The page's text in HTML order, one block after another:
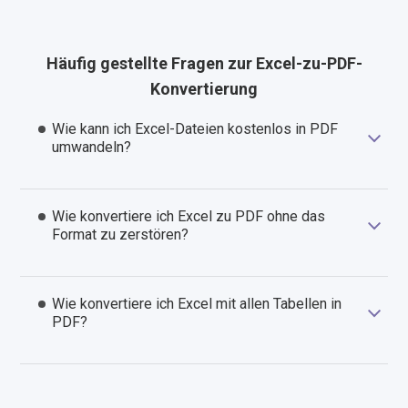
Häufig gestellte Fragen zur Excel-zu-PDF-
Konvertierung
Wie kann ich Excel-Dateien kostenlos in PDF
umwandeln?
Wie konvertiere ich Excel zu PDF ohne das
Format zu zerstören?
Wie konvertiere ich Excel mit allen Tabellen in
PDF?